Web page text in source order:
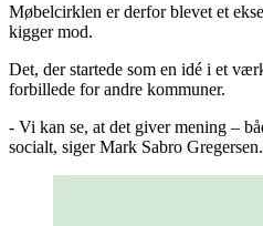
Møbelcirklen er derfor blevet et
kigger mod.
Det, der startede som en idé i et
forbillede for andre kommuner.
- Vi kan se, at det giver mening –
socialt, siger Mark Sabro Gregersen.